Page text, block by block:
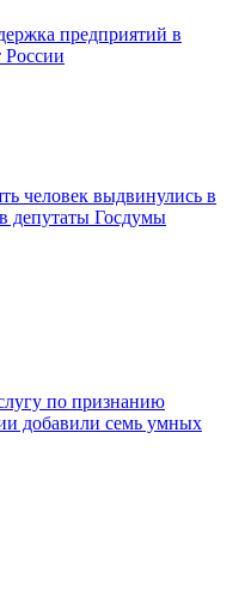
предприятий в
России
человек выдвинулись в
депутаты Госдумы
по признанию
добавили семь умных